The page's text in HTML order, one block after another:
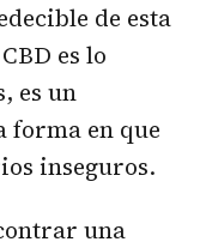
de esta
es lo
es un
forma en que
inseguros.
una